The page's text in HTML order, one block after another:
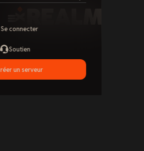
Se connecter
Soutien
un serveur